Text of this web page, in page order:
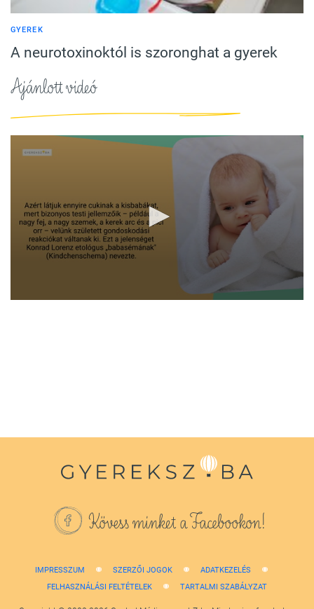
GYEREK
A neurotoxinoktól is szoronghat a gyerek
Ajánlott videó
Kövess minket a Facebookon!
IMPRESSZUM SZERZŐI JOGOK
ADATKEZELÉS
FELHASZNÁLÁSI FELTÉTELEK
TARTALMI SZABÁLYZAT